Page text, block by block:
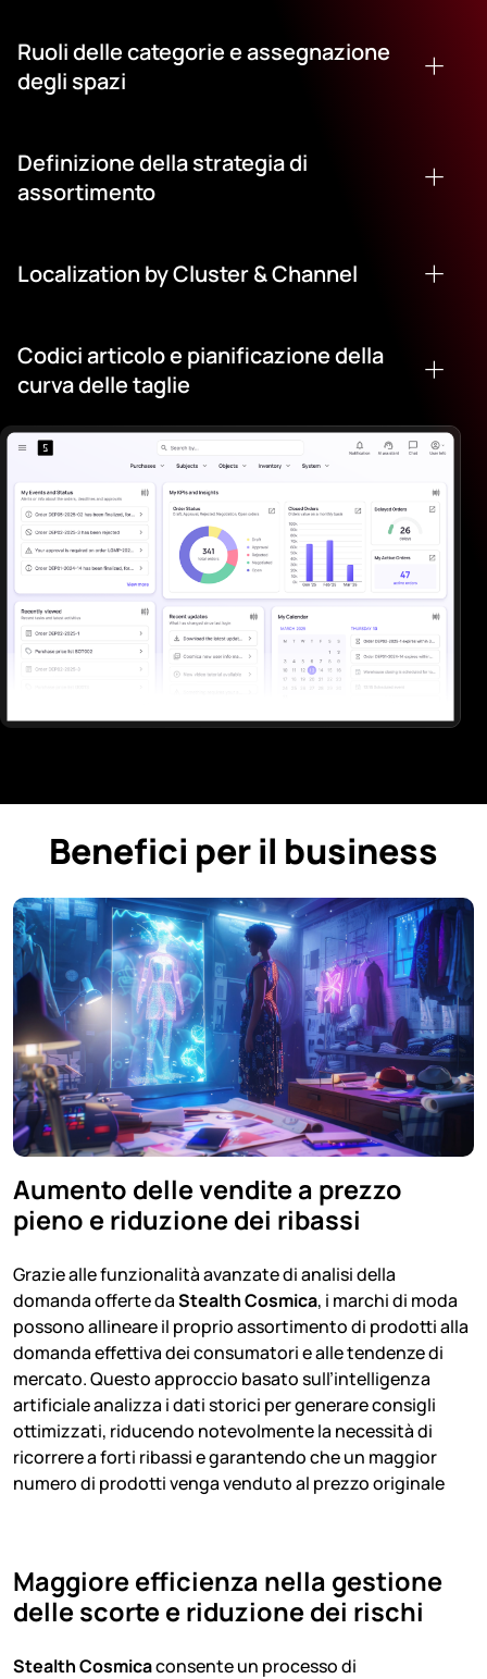
Ruoli delle categorie e assegnazione
degli spazi
Definizione della strategia di
assortimento
Localization by Cluster & Channel
Codici articolo e pianificazione della
curva delle taglie
Benefici per il business
Aumento delle vendite a prezzo
pieno e riduzione dei ribassi
Grazie alle funzionalità avanzate di analisi della
domanda offerte daStealth Cosmica, i marchi di moda
possono allineare il proprio assortimento di prodotti alla
domanda effettiva dei consumatori e alle tendenze di
mercato. Questo approccio basato sull’intelligenza
artificiale analizza i dati storici per generare consigli
ottimizzati, riducendo notevolmente la necessità di
ricorrere a forti ribassi e garantendo che un maggior
numero di prodotti venga venduto al prezzo originale
Maggiore efficienza nella gestione
delle scorte e riduzione dei rischi
Stealth Cosmicaconsente un processo di